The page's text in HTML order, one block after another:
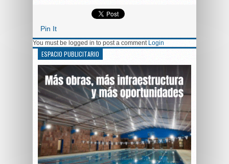
Pin It
You must be logged in to post a comment Login
ESPACIO PUBLICITARIO